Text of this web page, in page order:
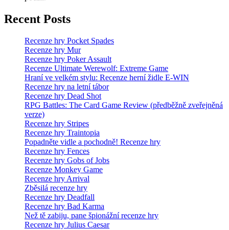
Recent Posts
Recenze hry Pocket Spades
Recenze hry Mur
Recenze hry Poker Assault
Recenze Ultimate Werewolf: Extreme Game
Hraní ve velkém stylu: Recenze herní židle E-WIN
Recenze hry na letní tábor
Recenze hry Dead Shot
RPG Battles: The Card Game Review (předběžně zveřejněná
verze)
Recenze hry Stripes
Recenze hry Traintopia
Popadněte vidle a pochodně! Recenze hry
Recenze hry Fences
Recenze hry Gobs of Jobs
Recenze Monkey Game
Recenze hry Arrival
Zběsilá recenze hry
Recenze hry Deadfall
Recenze hry Bad Karma
Než tě zabiju, pane špionážní recenze hry
Recenze hry Julius Caesar